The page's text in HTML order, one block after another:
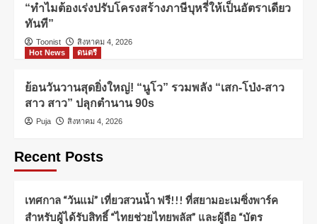
“ทำไมต้องเร่งปรับโครงสร้างภาษีบุหรี่ให้เป็นอัตราเดียว
ทันที”
Toonist
สิงหาคม 4, 2026
Hot News
ดนตรี
ย้อนวันวานสุดยิ่งใหญ่! “นูโว” รวมพลัง “เสก-โป่ง-สาว
สาว สาว” ปลุกตำนาน 90s
Puja สิงหาคม 4, 2026
Recent Posts
เทศกาล “วันแม่” เที่ยวสวนน้ำ ฟรี!!! ที่สยามอะเมซิ่งพาร์ค
สำหรับผู้ได้รับสิทธิ์ “ไทยช่วยไทยพลัส” และผู้ถือ “บัตร